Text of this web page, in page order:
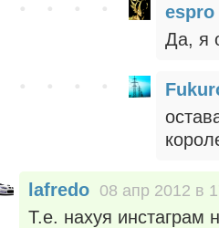
espro
Да, я
lafredo 08 апр 2012 в
Т.е. нахуя инстаграм